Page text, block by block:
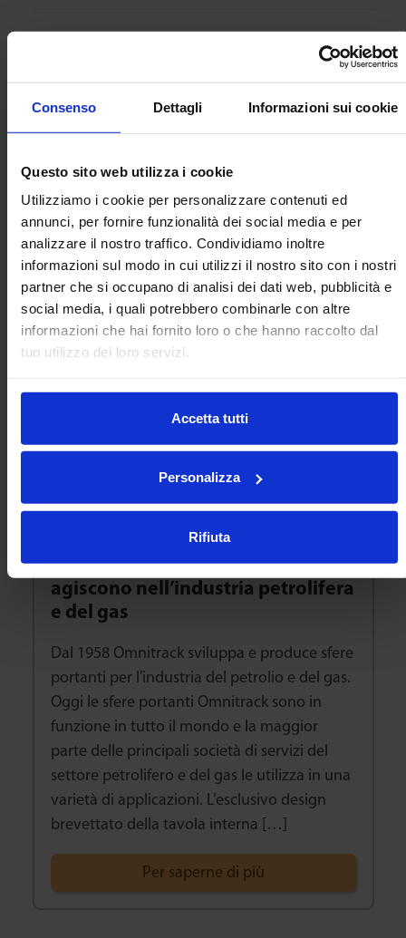
Consenso Dettagli Informazioni sui cookie
Questo sito web utilizza i cookie
Utilizziamo i cookie per personalizzare contenuti ed
annunci, per fornire funzionalità dei social media e per
analizzare il nostro traffico. Condividiamo inoltre
informazioni sul modo in cui utilizzi il nostro sito con i nostri
partner che si occupano di analisi dei dati web, pubblicità e
social media, i quali potrebbero combinarle con altre
informazioni che hai fornito loro o che hanno raccolto dal
tuo utilizzo dei loro servizi.
Accetta tutti
Personalizza
Rifiuta
Perché utilizzare le sfere portanti
Omnitrack is the original manufacturers,
inventors and patentees of the heavy-duty
ball transfer unit range, which has been in
to learn why this range may be suitable for
you. Qual è la storia delle sfere portanti
heavy-duty? Questo prodotto è stato
inizialmente progettato per un impianto di
Per saperne di più
Le sfere portanti Omnitrack
agiscono nell’industria petrolifera
e del gas
Dal 1958 Omnitrack sviluppa e produce sfere
portanti per l’industria del petrolio e del gas.
Oggi le sfere portanti Omnitrack sono in
funzione in tutto il mondo e la maggior
parte delle principali società di servizi del
settore petrolifero e del gas le utilizza in una
varietà di applicazioni. L’esclusivo design
brevettato della tavola interna […]
Per saperne di più